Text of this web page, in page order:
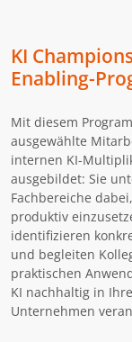
KI
Enabling-
Mit diesem
ausgewählte
internen KI-
ausgebildet: Sie
Fachbereiche
produktiv
identifizieren
und begleiten
praktischen
KI nachhaltig in
Unternehmen